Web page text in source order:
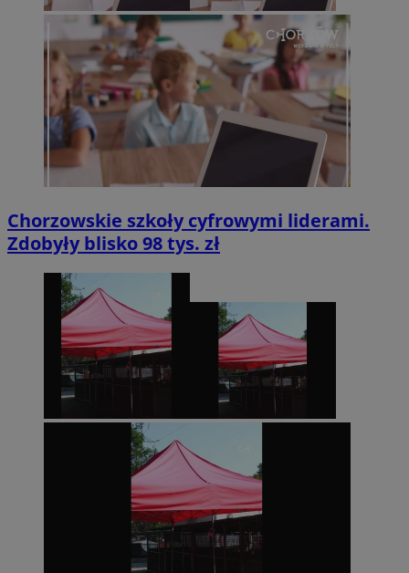
Chorzowskie szkoły cyfrowymi liderami.
Zdobyły blisko 98 tys. zł